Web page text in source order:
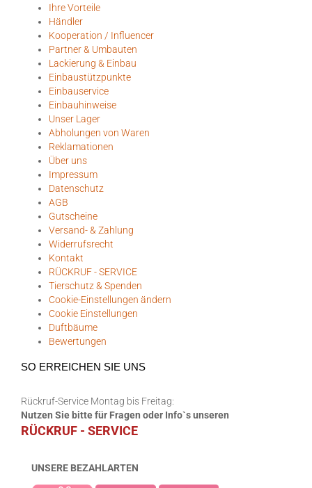
Ihre Vorteile
Händler
Kooperation / Influencer
Partner & Umbauten
Lackierung & Einbau
Einbaustützpunkte
Einbauservice
Einbauhinweise
Unser Lager
Abholungen von Waren
Reklamationen
Über uns
Impressum
Datenschutz
AGB
Gutscheine
Versand- & Zahlung
Widerrufsrecht
Kontakt
RÜCKRUF - SERVICE
Tierschutz & Spenden
Cookie-Einstellungen ändern
Cookie Einstellungen
Duftbäume
Bewertungen
SO ERREICHEN SIE UNS
Rückruf-Service Montag bis Freitag:
Nutzen Sie bitte für Fragen oder Info`s unseren
RÜCKRUF - SERVICE
UNSERE BEZAHLARTEN